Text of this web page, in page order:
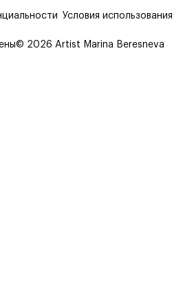
© 2026 Artist Marina Beresneva
Условия использования